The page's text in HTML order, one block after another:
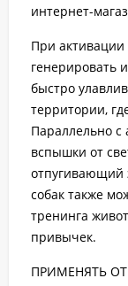
интернет-
При активации
генерировать
быстро
территории,
Параллельно с
вспышки от
отпугивающий
собак также
тренинга
привычек.
ПРИМЕНЯТЬ